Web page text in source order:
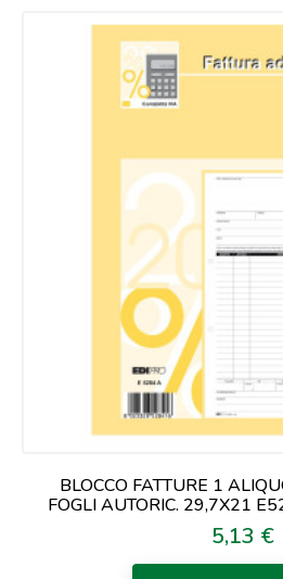
BLOCCO FATTURE 1
FOGLI AUTORIC. 29,7X21
Prezzo
5,13 €